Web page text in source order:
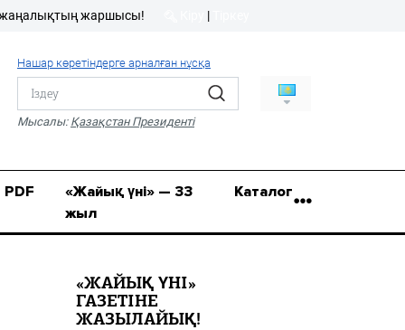
8 (7112) 50-86-31
Қ.Жұмағалиев (Фрунзе)
жаршысы! |
Нашар көретіндерге арналған нұсқа
Мысалы: Қазақстан Президенті
PDF
«Жайық үні» — 33
жыл
Каталог
«ЖАЙЫҚ ҮНІ»
ГАЗЕТІНЕ
ЖАЗЫЛАЙЫҚ!